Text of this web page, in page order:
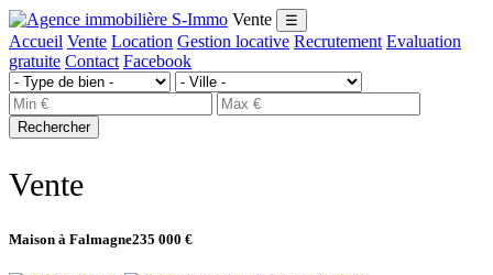
Vente ☰
Accueil Vente Location Gestion locative Recrutement Evaluation
gratuite Contact Facebook
Rechercher
Vente
Maison à Falmagne235 000 €